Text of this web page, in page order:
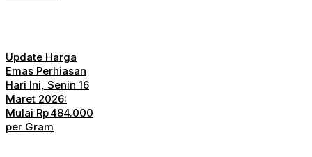
Update Harga
Emas Perhiasan
Hari Ini, Senin 16
Maret 2026:
Mulai Rp 484.000
per Gram